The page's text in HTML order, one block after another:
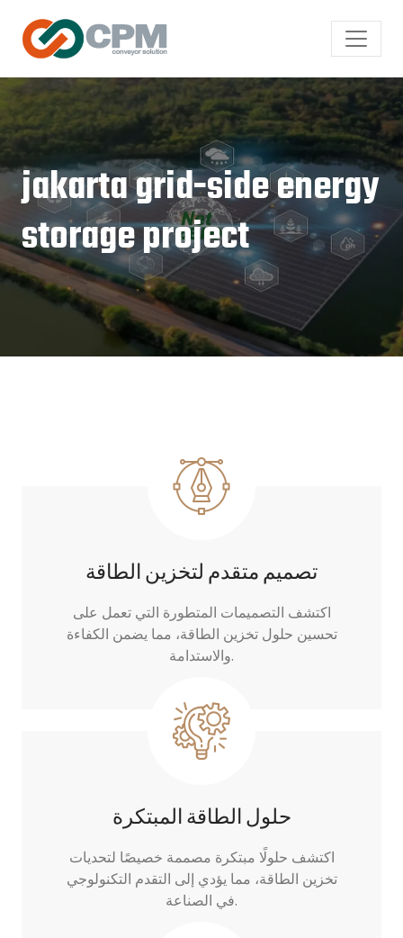
jakarta grid-side energy
storage project
تصميم متقدم لتخزين الطاقة
اكتشف التصميمات المتطورة التي تعمل على
تحسين حلول تخزين الطاقة، مما يضمن الكفاءة
والاستدامة.
حلول الطاقة المبتكرة
اكتشف حلولًا مبتكرة مصممة خصيصًا لتحديات
تخزين الطاقة، مما يؤدي إلى التقدم التكنولوجي
في الصناعة.